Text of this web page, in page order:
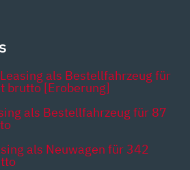
als Bestellfahrzeug für
brutto [Eroberung]
als Bestellfahrzeug für 87
als Neuwagen für 342